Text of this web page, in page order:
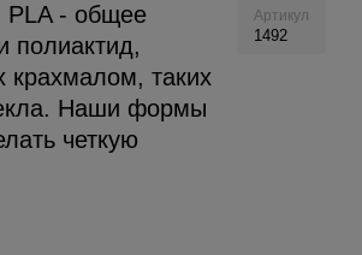
PLA - общее
полиактид,
крахмалом, таких
Наши формы
четкую
Артикул
1492